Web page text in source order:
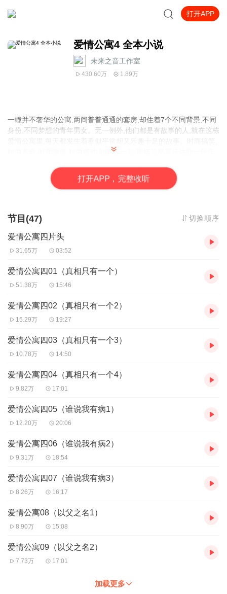
打开APP
爱情公寓4 全本小说
未来之音工作室
430.60万 1.89万
一幢并不奢华的公寓,两间普普通通的套房,却住着7个不同背景,不同
身份,不同梦想的青年男女。无一例外,他们都是有故事的人,就在这栋
时而离奇,时而浪漫,时而感动.他们在一起,用嬉笑怒骂传达新一代年
不已的精彩笑料和智慧火花。
打开APP，完整收听
节目(47) 切换顺序
爱情公寓四片头
31.65万 03:52
爱情公寓四01（真相只有一个）
51.38万 15:46
爱情公寓四02（真相只有一个2）
15.29万 19:27
爱情公寓四03（真相只有一个3）
10.78万 14:50
爱情公寓四04（真相只有一个4）
9.82万 17:01
爱情公寓四05（谁说我有病1）
12.20万 20:06
爱情公寓四06（谁说我有病2）
9.31万 18:54
爱情公寓四07（谁说我有病3）
8.26万 16:17
爱情公寓08（以父之名1）
8.90万 15:08
爱情公寓09（以父之名2）
7.73万 17:01
加载更多